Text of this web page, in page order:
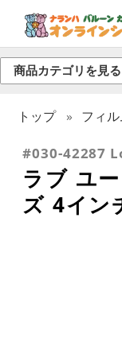
商品カテゴリを見る
トップ フィ
#030-42287
ラブ ユ
ズ 4イン